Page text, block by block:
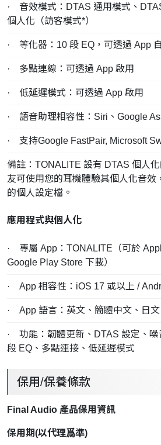
· 音效模式：DTAS 通用模式、
個人化（訪客模式*）
· 等化器：10 段 EQ，可透過 App
· 多點連線：可透過 App 啟用
· 低延遲模式：可透過 App 啟用
· 語音助理相容性：Siri、Google
· 支持Google FastPair, Microsoft
備註：TONALITE 設有 DTAS 個人
友可使用您的耳機體驗其個人化音效
的個人設定檔。
應用程式與個人化
· 專屬 App：TONALITE（可於
Google Play Store 下載）
· App 相容性：iOS 17 或以上 /
· App 語言：英文、簡體中文、日文
· 功能：韌體更新、DTAS 設定、
段 EQ、多點連接、低延遲模式
保用/保養條款
Final Audio 產品保用資訊
保用期(以代理爲準)